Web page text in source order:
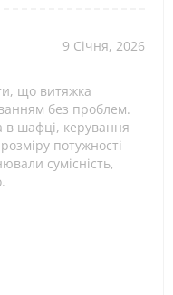
9 Січня, 2026
що витяжка
без проблем.
в шафці, керування
потужності
сумісність,